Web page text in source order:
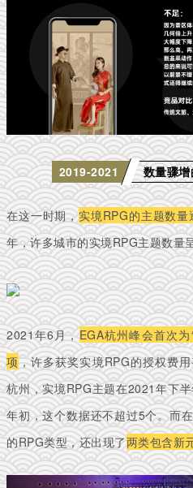
2019-2021 数量骤
在这一时期，实境RPG的主题数量
年，许多城市的实境RPG主题数量
2021年6月，EGA杭州峰会首次
项，许多获奖实境RPG的授权费
杭州，实境RPG主题在2021年下
年初，这个数据还不超过5个。而
的RPG类型，还出现了两类包含新